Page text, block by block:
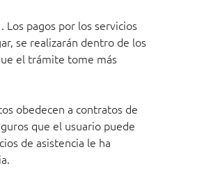
pagos por los servicios
se realizarán dentro de los
el trámite tome más
obedecen a contratos de
que el usuario puede
de asistencia le ha